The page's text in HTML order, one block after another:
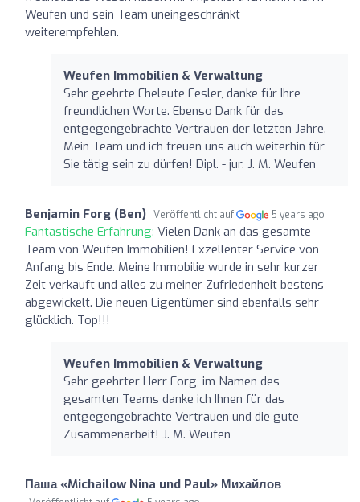
Weufen und sein Team uneingeschränkt
weiterempfehlen.
Weufen Immobilien & Verwaltung
Sehr geehrte Eheleute Fesler, danke für Ihre
freundlichen Worte. Ebenso Dank für das
entgegengebrachte Vertrauen der letzten Jahre.
Mein Team und ich freuen uns auch weiterhin für
Sie tätig sein zu dürfen! Dipl. - jur. J. M. Weufen
Benjamin Forg (Ben) Veröffentlicht auf 5 years ago
Fantastische Erfahrung: Vielen Dank an das gesamte
Team von Weufen Immobilien! Exzellenter Service von
Anfang bis Ende. Meine Immobilie wurde in sehr kurzer
Zeit verkauft und alles zu meiner Zufriedenheit bestens
abgewickelt. Die neuen Eigentümer sind ebenfalls sehr
glücklich. Top!!!
Weufen Immobilien & Verwaltung
Sehr geehrter Herr Forg, im Namen des
gesamten Teams danke ich Ihnen für das
entgegengebrachte Vertrauen und die gute
Zusammenarbeit! J. M. Weufen
Паша «Michailow Nina und Paul» Михайлов